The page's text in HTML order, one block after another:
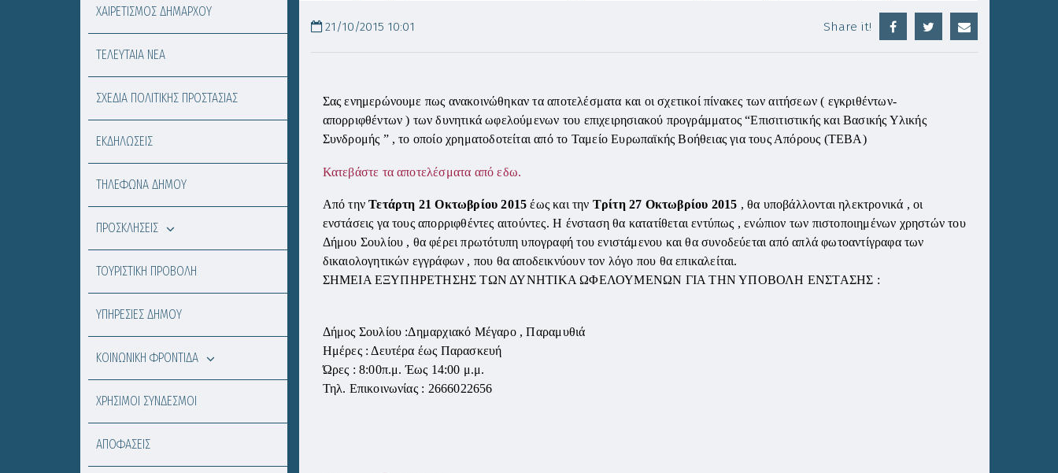
21/10/2015 10:01 Share it!
Σας ενημερώνουμε πως ανακοινώθηκαν τα αποτελέσματα και οι σχετικοί πίνακες των αιτήσεων ( εγκριθέντων-
απορριφθέντων ) των δυνητικά ωφελούμενων του επιχειρησιακού προγράμματος “Επισιτιστικής και Βασικής Υλικής
Συνδρομής ” , το οποίο χρηματοδοτείται από το Ταμείο Ευρωπαϊκής Βοήθειας για τους Απόρους (ΤΕΒΑ)
Κατεβάστε τα αποτελέσματα από εδω.
Από τηνΤετάρτη 21 Οκτωβρίου 2015 έως και την Τρίτη 27 Οκτωβρίου 2015 , θα υποβάλλονται ηλεκτρονικά , οι
ενστάσεις γα τους απορριφθέντες αιτούντες. Η ένσταση θα κατατίθεται εντύπως , ενώπιον των πιστοποιημένων χρηστών του
Δήμου Σουλίου , θα φέρει πρωτότυπη υπογραφή του ενιστάμενου και θα συνοδεύεται από απλά φωτοαντίγραφα των
δικαιολογητικών εγγράφων , που θα αποδεικνύουν τον λόγο που θα επικαλείται.
ΣΗΜΕΙΑ ΕΞΥΠΗΡΕΤΗΣΗΣ ΤΩΝ ΔΥΝΗΤΙΚΑ ΩΦΕΛΟΥΜΕΝΩΝ ΓΙΑ ΤΗΝ ΥΠΟΒΟΛΗ ΕΝΣΤΑΣΗΣ :
Δήμος Σουλίου :Δημαρχιακό Μέγαρο , Παραμυθιά
Ημέρες : Δευτέρα έως Παρασκευή
Ώρες : 8:00π.μ. Έως 14:00 μ.μ.
Τηλ. Επικοινωνίας : 2666022656
ΧΑΙΡΕΤΙΣΜΟΣ ΔΗΜΑΡΧΟΥ
ΤΕΛΕΥΤΑΙΑ ΝΕΑ
ΣΧΕΔΙΑ ΠΟΛΙΤΙΚΗΣ ΠΡΟΣΤΑΣΙΑΣ
ΕΚΔΗΛΩΣΕΙΣ
ΤΗΛΕΦΩΝΑ ΔΗΜΟΥ
ΠΡΟΣΚΛΗΣΕΙΣ
ΤΟΥΡΙΣΤΙΚΗ ΠΡΟΒΟΛΗ
ΥΠΗΡΕΣΙΕΣ ΔΗΜΟΥ
ΚΟΙΝΩΝΙΚΗ ΦΡΟΝΤΙΔΑ
ΧΡΗΣΙΜΟΙ ΣΥΝΔΕΣΜΟΙ
ΑΠΟΦΑΣΕΙΣ